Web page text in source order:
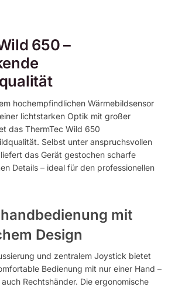
650 –
hochempfindlichen Wärmebildsensor
einer lichtstarken Optik mit großer
das ThermTec Wild 650
Selbst unter anspruchsvollen
das Gerät gestochen scharfe
Details – ideal für den professionellen
mit
Design
und zentralem Joystick bietet
Bedienung mit nur einer Hand –
Rechtshänder. Die ergonomische